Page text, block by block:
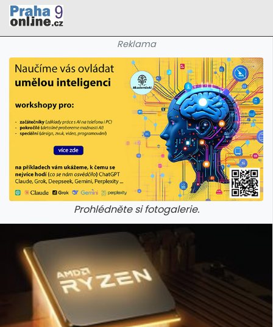
Reklama
Prohlédněte si fotogalerie.